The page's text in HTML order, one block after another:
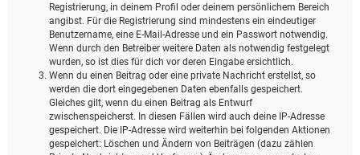
Registrierung, in deinem Profil oder deinem persönlichem Bereich
angibst. Für die Registrierung sind mindestens ein eindeutiger
Benutzername, eine E-Mail-Adresse und ein Passwort notwendig.
Wenn durch den Betreiber weitere Daten als notwendig festgelegt
wurden, so ist dies für dich vor deren Eingabe ersichtlich.
Wenn du einen Beitrag oder eine private Nachricht erstellst, so
werden die dort eingegebenen Daten ebenfalls gespeichert.
Gleiches gilt, wenn du einen Beitrag als Entwurf
zwischenspeicherst. In diesen Fällen wird auch deine IP-Adresse
gespeichert. Die IP-Adresse wird weiterhin bei folgenden Aktionen
gespeichert: Löschen und Ändern von Beiträgen (dazu zählen